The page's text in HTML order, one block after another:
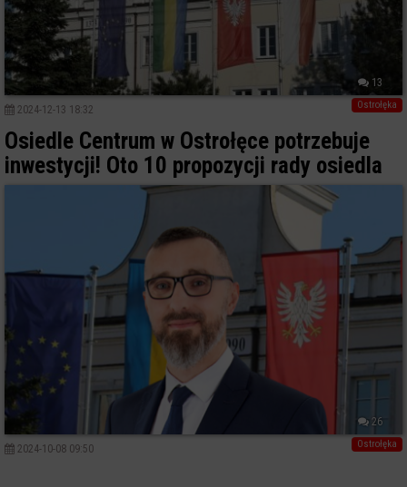
13
Ostrołęka
2024-12-13 18:32
Osiedle Centrum w Ostrołęce potrzebuje
inwestycji! Oto 10 propozycji rady osiedla
26
Ostrołęka
2024-10-08 09:50